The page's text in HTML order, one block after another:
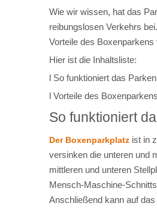
Wie wir wissen, hat das
reibungslosen Verkehrs
Vorteile des Boxenparkens
Hier ist die Inhaltsliste:
l So funktioniert das
l Vorteile des Boxenparkens
So funktioniert
Der Boxenparkplatz ist in
versinken die unteren und
mittleren und unteren
Mensch-Maschine-
Anschließend kann auf